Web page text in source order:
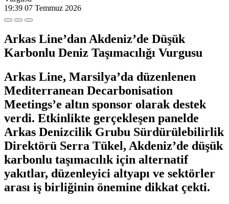
19:39 07 Temmuz 2026
Arkas Line’dan Akdeniz’de Düşük
Karbonlu Deniz Taşımacılığı Vurgusu
Arkas Line, Marsilya’da düzenlenen
Mediterranean Decarbonisation
Meetings’e altın sponsor olarak destek
verdi. Etkinlikte gerçekleşen panelde
Arkas Denizcilik Grubu Sürdürülebilirlik
Direktörü Serra Tükel, Akdeniz’de düşük
karbonlu taşımacılık için alternatif
yakıtlar, düzenleyici altyapı ve sektörler
arası iş birliğinin önemine dikkat çekti.